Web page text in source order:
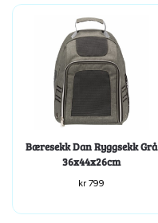
Bæresekk Dan Ryggsekk Grå
36x44x26cm
kr 799